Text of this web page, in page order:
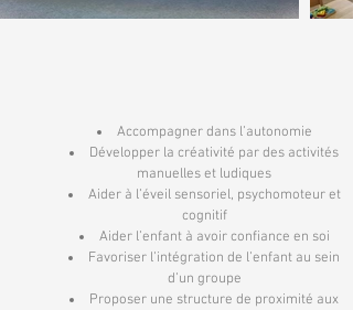
Accompagner dans l’autonomie
Développer la créativité par des activités
manuelles et ludiques
Aider à l’éveil sensoriel, psychomoteur et
cognitif
Aider l’enfant à avoir confiance en soi
Favoriser l’intégration de l’enfant au sein
d’un groupe
Proposer une structure de proximité aux